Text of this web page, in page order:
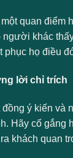
quan điểm
người khác
phục họ điều
lời chỉ trích
ý kiến và
Hãy cố gắng
khách quan